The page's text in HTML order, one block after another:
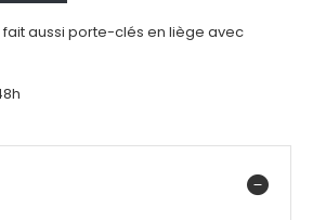
aussi porte-clés en liège avec